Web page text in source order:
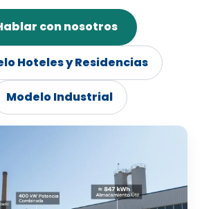
con nosotros
Hoteles y Residencias
Modelo Industrial